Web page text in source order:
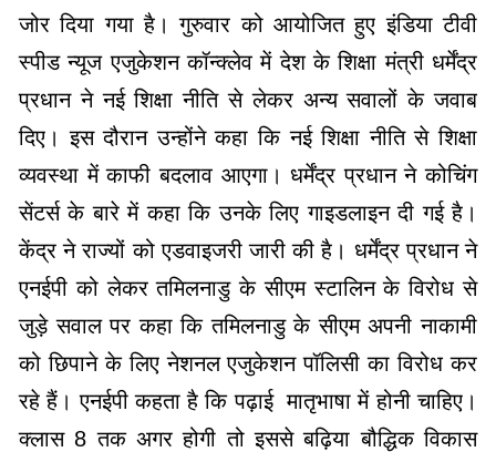
जोर दिया गया है। गुरुवार को आयोजित हुए इंडिया टीवी
स्पीड न्यूज एजुकेशन कॉन्क्लेव में देश के शिक्षा मंत्री धर्मेंद्र
प्रधान ने नई शिक्षा नीति से लेकर अन्य सवालों के जवाब
दिए। इस दौरान उन्होंने कहा कि नई शिक्षा नीति से शिक्षा
व्यवस्था में काफी बदलाव आएगा। धर्मेंद्र प्रधान ने कोचिंग
सेंटर्स के बारे में कहा कि उनके लिए गाइडलाइन दी गई है।
केंद्र ने राज्यों को एडवाइजरी जारी की है। धर्मेंद्र प्रधान ने
एनईपी को लेकर तमिलनाडु के सीएम स्टालिन के विरोध से
जुड़े सवाल पर कहा कि तमिलनाडु के सीएम अपनी नाकामी
को छिपाने के लिए नेशनल एजुकेशन पॉलिसी का विरोध कर
रहे हैं। एनईपी कहता है कि पढ़ाई मातृभाषा में होनी चाहिए।
क्लास 8 तक अगर होगी तो इससे बढ़िया बौद्धिक विकास